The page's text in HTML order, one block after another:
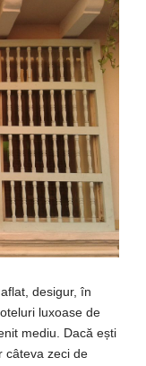
desigur, în
luxoase de
mediu. Dacă ești
câteva zeci de